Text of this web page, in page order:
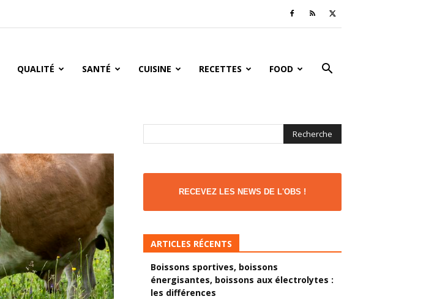
QUALITÉ SANTÉ CUISINE RECETTES FOOD
RECEVEZ LES NEWS DE L'OBS !
ARTICLES RÉCENTS
Boissons sportives, boissons
énergisantes, boissons aux électrolytes :
les différences